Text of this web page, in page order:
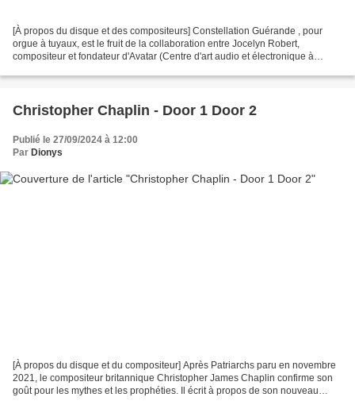
[À propos du disque et des compositeurs] Constellation Guérande , pour
orgue à tuyaux, est le fruit de la collaboration entre Jocelyn Robert,
compositeur et fondateur d'Avatar (Centre d'art audio et électronique à
Christopher Chaplin - Door 1 Door 2
Publié le 27/09/2024 à 12:00
Par Dionys
[À propos du disque et du compositeur] Après Patriarchs paru en novembre
2021, le compositeur britannique Christopher James Chaplin confirme son
goût pour les mythes et les prophéties. Il écrit à propos de son nouveau